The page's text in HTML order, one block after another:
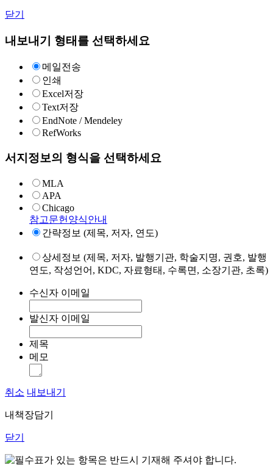
닫기
내보내기 형태를 선택하세요
메일전송
인쇄
Excel저장
Text저장
EndNote / Mendeley
RefWorks
서지정보의 형식을 선택하세요
MLA
APA
Chicago
참고문헌양식안내
간략정보 (제목, 저자, 연도)
상세정보 (제목, 저자, 발행기관, 학술지명, 권호, 발행
연도, 작성언어, KDC, 자료형태, 수록면, 소장기관, 초록)
수신자 이메일
발신자 이메일
제목
메모
취소 내보내기
내책장담기
닫기
표가 있는 항목은 반드시 기재해 주셔야 합니다.